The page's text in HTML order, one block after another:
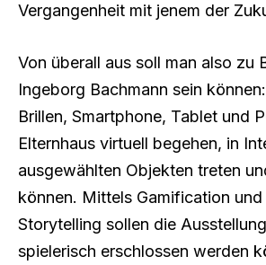
Vergangenheit mit jenem der
Von überall aus soll man also zu
Ingeborg Bachmann sein
Brillen, Smartphone, Tablet und
Elternhaus virtuell begehen, in
ausgewählten Objekten treten
können. Mittels Gamification
Storytelling sollen die
spielerisch erschlossen werden